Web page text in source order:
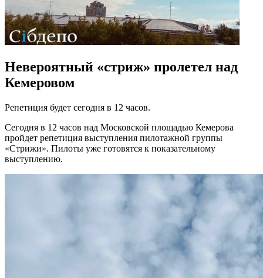
Невероятный «стриж» пролетел над
Кемеровом
Репетиция будет сегодня в 12 часов.
Сегодня в 12 часов над Московской площадью Кемерова
пройдет репетиция выступления пилотажной группы
«Стрижи». Пилоты уже готовятся к показательному
выступлению.